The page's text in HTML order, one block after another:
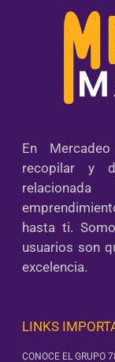
En
recopilar y
hasta ti.
usuarios son
excelencia.
LINKS
CONOCE EL GRUPO